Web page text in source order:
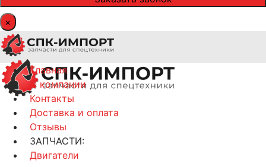
×
Главная
О компании
Контакты
Доставка и оплата
Отзывы
ЗАПЧАСТИ:
Двигатели